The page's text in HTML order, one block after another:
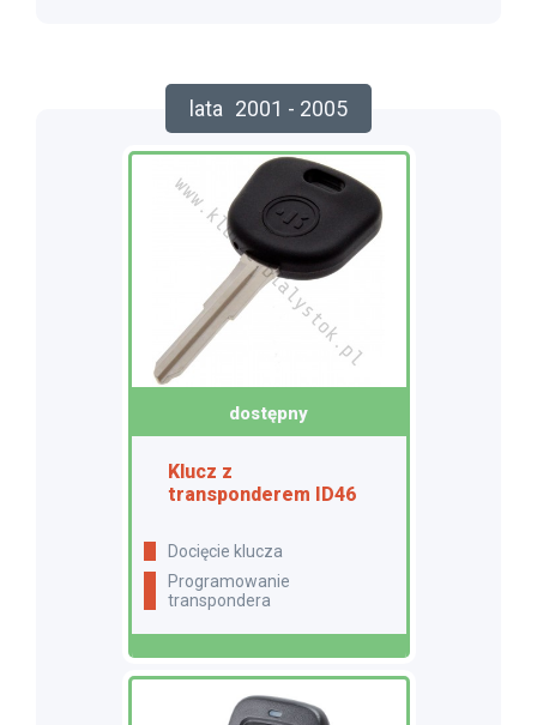
lata 2001 - 2005
dostępny
Klucz z
transponderem ID46
docięcie klucza
programowanie
transpondera